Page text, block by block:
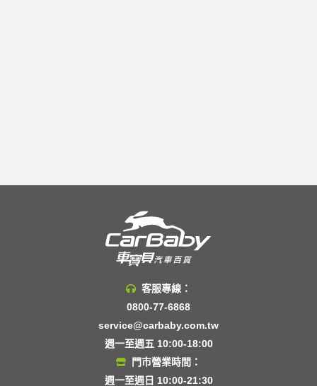
客服專線：
0800-77-6868
service@carbaby.com.tw
週一至週五 10:00-18:00
門市營業時間：
週一至週日 10:00-21:30